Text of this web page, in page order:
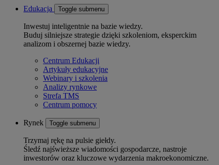
Edukacja Toggle submenu
Inwestuj inteligentnie na bazie wiedzy.
Buduj silniejsze strategie dzięki szkoleniom, eksperckim
analizom i obszernej bazie wiedzy.
Centrum Edukacji
Artykuły edukacyjne
Webinary i szkolenia
Analizy rynkowe
Strefa TMS
Centrum pomocy
Rynek Toggle submenu
Trzymaj rękę na pulsie giełdy.
Śledź najświeższe wiadomości gospodarcze, nastroje
inwestorów oraz kluczowe wydarzenia makroekonomiczne.